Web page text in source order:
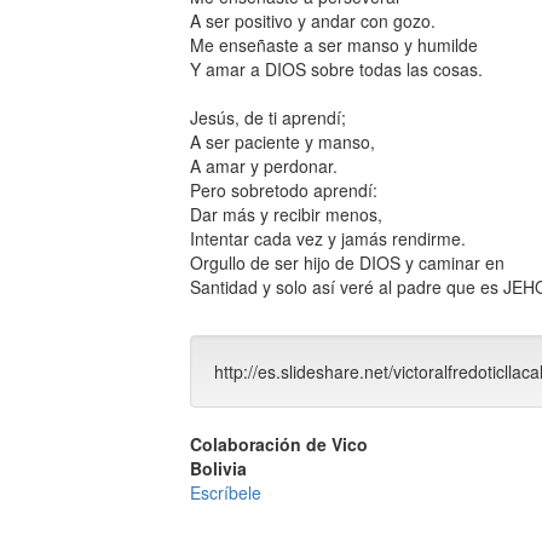
A ser positivo y andar con gozo.
Me enseñaste a ser manso y humilde
Y amar a DIOS sobre todas las cosas.
Jesús, de ti aprendí;
A ser paciente y manso,
A amar y perdonar.
Pero sobretodo aprendí:
Dar más y recibir menos,
Intentar cada vez y jamás rendirme.
Orgullo de ser hijo de DIOS y caminar en
Santidad y solo así veré al padre que es
http://es.slideshare.net/
Colaboración de Vico
Bolivia
Escríbele